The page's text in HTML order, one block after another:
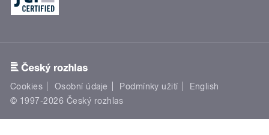
Cookies Osobní údaje Podmínky užití
English
© 1997-2026 Český rozhlas